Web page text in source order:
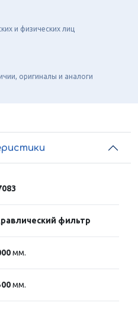
и физических лиц
оригиналы и аналоги
фильтр
мм.
мм.